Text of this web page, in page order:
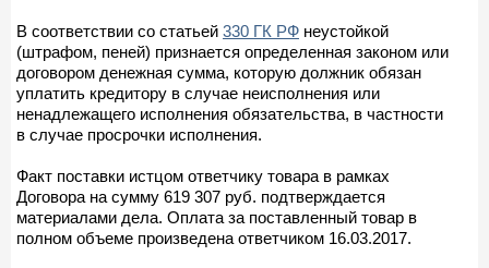
В соответствии со статьей 330 ГК РФ неустойкой
(штрафом, пеней) признается определенная законом или
договором денежная сумма, которую должник обязан
уплатить кредитору в случае неисполнения или
ненадлежащего исполнения обязательства, в частности
в случае просрочки исполнения.
Факт поставки истцом ответчику товара в рамках
Договора на сумму 619 307 руб. подтверждается
материалами дела. Оплата за поставленный товар в
полном объеме произведена ответчиком 16.03.2017.